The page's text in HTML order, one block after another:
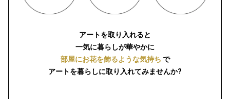
アートを取り入れると
一気に暮らしが華やかに
部屋にお花を飾るような気持ち で
アートを暮らしに取り入れてみませんか?